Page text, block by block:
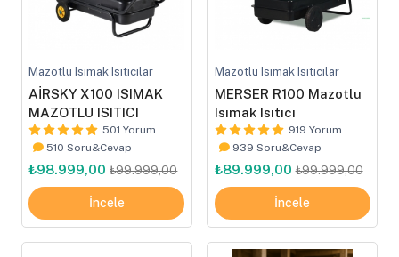
Mazotlu Isımak Isıtıcılar
AİRSKY X100 ISIMAK
MAZOTLU ISITICI
501 Yorum
510 Soru&Cevap
₺98.999,00 ₺99.999,00
İncele
Mazotlu Isımak Isıtıcılar
MERSER R100 Mazotlu
Isımak Isıtıcı
919 Yorum
939 Soru&Cevap
₺89.999,00 ₺99.999,00
İncele